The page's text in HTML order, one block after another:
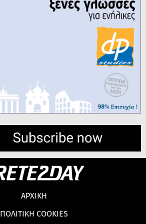
ΑΡΧΙΚΗ
ΠΟΛΙΤΙΚΗ COOKIES